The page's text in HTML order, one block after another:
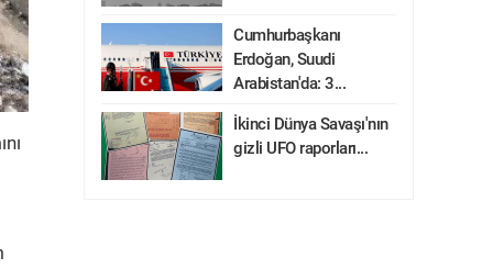
Cumhurbaşkanı
Erdoğan, Suudi
Arabistan'da: 3...
İkinci Dünya Savaşı'nın
gizli UFO raporları...